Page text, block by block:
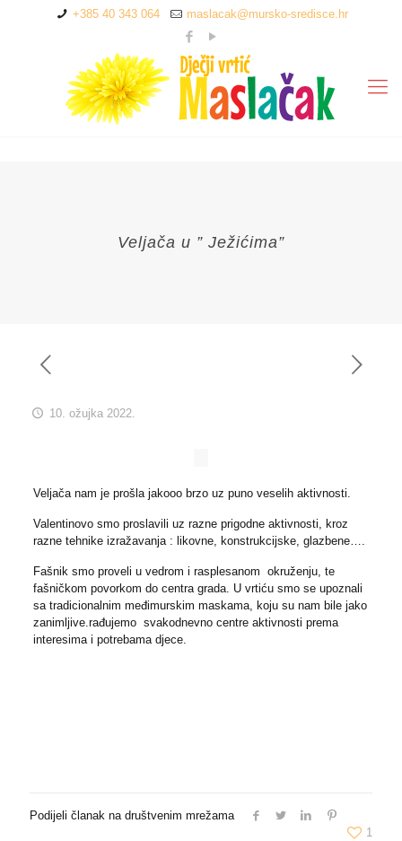
+385 40 343 064 maslacak@mursko-sredisce.hr
Veljača u ” Ježićima”
10. ožujka 2022.
Veljača nam je prošla jakooo brzo uz puno veselih aktivnosti.
Valentinovo smo proslavili uz razne prigodne aktivnosti, kroz
razne tehnike izražavanja : likovne, konstrukcijske, glazbene….
Fašnik smo proveli u vedrom i rasplesanom okruženju, te
fašničkom povorkom do centra grada. U vrtiću smo se upoznali
sa tradicionalnim međimurskim maskama, koju su nam bile jako
zanimljive.rađujemo svakodnevno centre aktivnosti prema
interesima i potrebama djece.
Podijeli članak na društvenim mrežama
1